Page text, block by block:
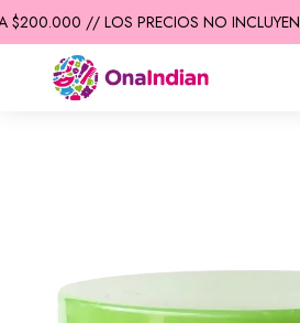
// LOS PRECIOS NO INCLUYEN